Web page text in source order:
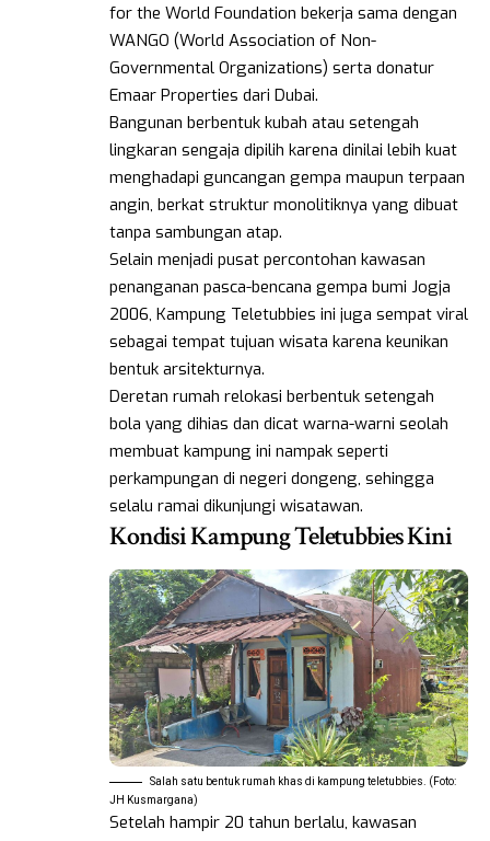
for the World Foundation bekerja sama dengan
WANGO (World Association of Non-
Governmental Organizations) serta donatur
Emaar Properties dari Dubai.
Bangunan berbentuk kubah atau setengah
lingkaran sengaja dipilih karena dinilai lebih kuat
menghadapi guncangan gempa maupun terpaan
angin, berkat struktur monolitiknya yang dibuat
tanpa sambungan atap.
Selain menjadi pusat percontohan kawasan
penanganan pasca-bencana gempa bumi Jogja
2006, Kampung Teletubbies ini juga sempat viral
sebagai tempat tujuan wisata karena keunikan
bentuk arsitekturnya.
Deretan rumah relokasi berbentuk setengah
bola yang dihias dan dicat warna-warni seolah
membuat kampung ini nampak seperti
perkampungan di negeri dongeng, sehingga
selalu ramai dikunjungi wisatawan.
Kondisi Kampung Teletubbies Kini
Salah satu bentuk rumah khas di kampung teletubbies. (Foto:
JH Kusmargana)
Setelah hampir 20 tahun berlalu, kawasan